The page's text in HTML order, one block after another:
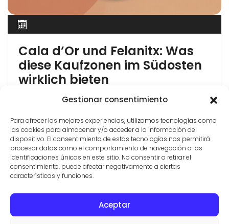
Gestionar consentimiento
Para ofrecer las mejores experiencias, utilizamos tecnologías como
las cookies para almacenar y/o acceder a la información del
dispositivo. El consentimiento de estas tecnologías nos permitirá
procesar datos como el comportamiento de navegación o las
identificaciones únicas en este sitio. No consentir o retirar el
consentimiento, puede afectar negativamente a ciertas
características y funciones.
Aceptar
Cala d’Or und Felanitx: Was
diese Kaufzonen im Südosten
wirklich bieten
Cala d’Or — Urlaubsort oder Kaufzone? Cala d’Or
bekanntesten Urlaubsorte an der Ostküste
Mallorcas. Für Immobilienkäufer aus Deutschland
taucht der Name regelmäßig auf — weil die Lage
schön ist, die Calas malerisch und die Infrastruktur
gut. Gleichzeitig ist Cala d’Or ein touristisch
geprägter Ort, der sich in […]